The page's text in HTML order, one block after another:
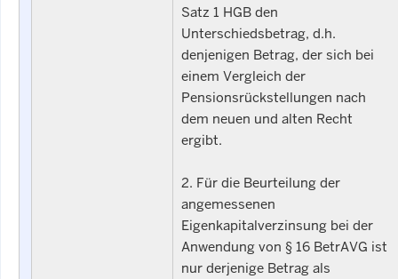
Satz 1 HGB den
Unterschiedsbetrag, d.h.
denjenigen Betrag, der sich bei
einem Vergleich der
Pensionsrückstellungen nach
dem neuen und alten Recht
ergibt.
2. Für die Beurteilung der
angemessenen
Eigenkapitalverzinsung bei der
Anwendung von § 16 BetrAVG ist
nur derjenige Betrag als